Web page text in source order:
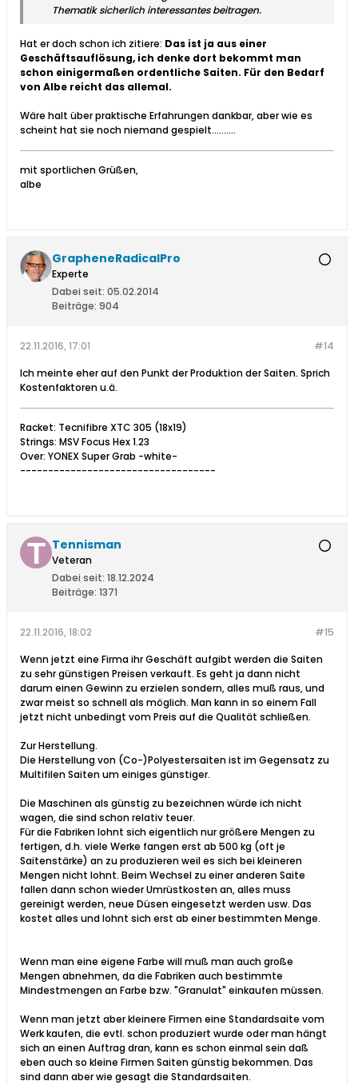
Thematik sicherlich interessantes beitragen.
Hat er doch schon ich zitiere: Das ist ja aus einer
Geschäftsauflösung, ich denke dort bekommt man
schon einigermaßen ordentliche Saiten. Für den Bedarf
von Albe reicht das allemal.
Wäre halt über praktische Erfahrungen dankbar, aber wie es
scheint hat sie noch niemand gespielt..........
mit sportlichen Grüßen,
albe
GrapheneRadicalPro
Experte
Dabei seit: 05.02.2014
Beiträge: 904
#14
22.11.2016, 17:01
Ich meinte eher auf den Punkt der Produktion der Saiten. Sprich
Kostenfaktoren u.ä.
Racket: Tecnifibre XTC 305 (18x19)
Strings: MSV Focus Hex 1.23
Over: YONEX Super Grab -white-
-----------------------------------
Tennisman
Veteran
Dabei seit: 18.12.2024
Beiträge: 1371
#15
22.11.2016, 18:02
Wenn jetzt eine Firma ihr Geschäft aufgibt werden die Saiten
zu sehr günstigen Preisen verkauft. Es geht ja dann nicht
darum einen Gewinn zu erzielen sondern, alles muß raus, und
zwar meist so schnell als möglich. Man kann in so einem Fall
jetzt nicht unbedingt vom Preis auf die Qualität schließen.
Zur Herstellung.
Die Herstellung von (Co-)Polyestersaiten ist im Gegensatz zu
Multifilen Saiten um einiges günstiger.
Die Maschinen als günstig zu bezeichnen würde ich nicht
wagen, die sind schon relativ teuer.
Für die Fabriken lohnt sich eigentlich nur größere Mengen zu
fertigen, d.h. viele Werke fangen erst ab 500 kg (oft je
Saitenstärke) an zu produzieren weil es sich bei kleineren
Mengen nicht lohnt. Beim Wechsel zu einer anderen Saite
fallen dann schon wieder Umrüstkosten an, alles muss
gereinigt werden, neue Düsen eingesetzt werden usw. Das
kostet alles und lohnt sich erst ab einer bestimmten Menge.
Wenn man eine eigene Farbe will muß man auch große
Mengen abnehmen, da die Fabriken auch bestimmte
Mindestmengen an Farbe bzw. "Granulat" einkaufen müssen.
Wenn man jetzt aber kleinere Firmen eine Standardsaite vom
Werk kaufen, die evtl. schon produziert wurde oder man hängt
sich an einen Auftrag dran, kann es schon einmal sein daß
eben auch so kleine Firmen Saiten günstig bekommen. Das
sind dann aber wie gesagt die Standardsaiten.